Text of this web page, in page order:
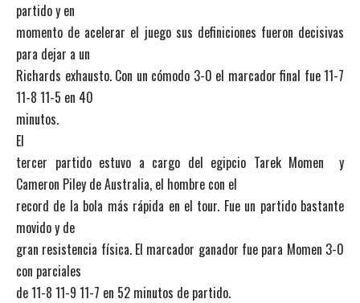
partido y en
momento de acelerar el juego sus definiciones fueron decisivas
para dejar a un
Richards exhausto. Con un cómodo 3-0 el marcador final fue 11-7
11-8 11-5 en 40
minutos.
El
tercer partido estuvo a cargo del egipcio Tarek Momen y
Cameron Piley de Australia, el hombre con el
record de la bola más rápida en el tour. Fue un partido bastante
movido y de
gran resistencia física. El marcador ganador fue para Momen 3-0
con parciales
de 11-8 11-9 11-7 en 52 minutos de partido.